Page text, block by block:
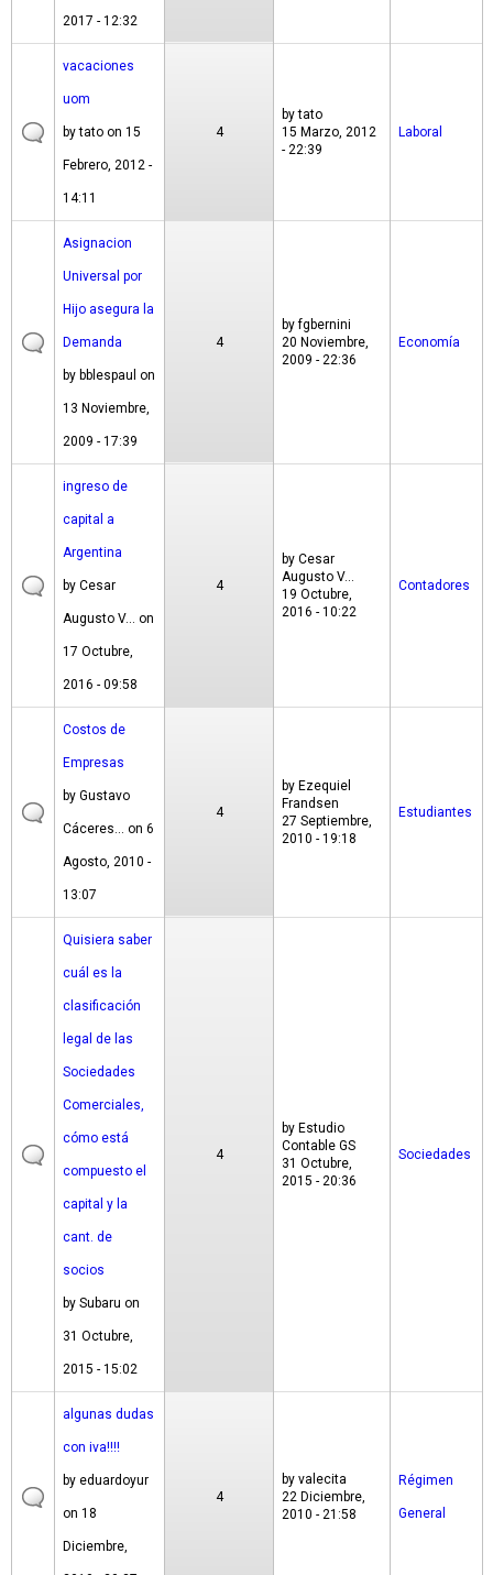
2017 - 12:32
vacaciones
uom
bytato on 15
Febrero, 2012 -
14:11
4
bytato
15 Marzo, 2012
- 22:39
Laboral
Asignacion
Universal por
Hijo asegura la
Demanda
by bblespaul on
13 Noviembre,
2009 - 17:39
4
byfgbernini
20 Noviembre,
2009 - 22:36
Economía
ingreso de
capital a
Argentina
by Cesar
Augusto V... on
17 Octubre,
2016 - 09:58
4
by Cesar
Augusto V...
19 Octubre,
2016 - 10:22
Contadores
Costos de
Empresas
by Gustavo
Cáceres... on 6
Agosto, 2010 -
13:07
4
by Ezequiel
Frandsen
27 Septiembre,
2010 - 19:18
Estudiantes
Quisiera saber
cuál es la
clasificación
legal de las
Sociedades
Comerciales,
cómo está
compuesto el
capital y la
cant. de
socios
by Subaru on
31 Octubre,
2015 - 15:02
4
by Estudio
Contable GS
31 Octubre,
2015 - 20:36
Sociedades
algunas dudas
con iva!!!!
by eduardoyur
on 18
Diciembre,
4
by valecita
22 Diciembre,
2010 - 21:58
Régimen
General